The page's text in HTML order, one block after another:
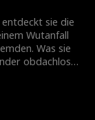
sie die
Wutanfall
Was sie
obdachloser